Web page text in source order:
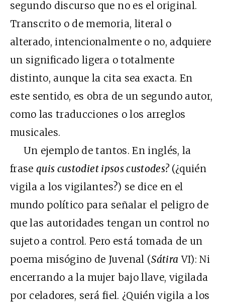
segundo discurso que no es el original.
Transcrito o de memoria, literal o
alterado, intencionalmente o no, adquiere
un significado ligera o totalmente
distinto, aunque la cita sea exacta. En
este sentido, es obra de un segundo autor,
como las traducciones o los arreglos
musicales.
Un ejemplo de tantos. En inglés, la
frasequis custodiet ipsos custodes?(¿quién
vigila a los vigilantes?) se dice en el
mundo político para señalar el peligro de
que las autoridades tengan un control no
sujeto a control. Pero está tomada de un
poema misógino de Juvenal (Sátira VI): Ni
encerrando a la mujer bajo llave, vigilada
por celadores, será fiel. ¿Quién vigila a los